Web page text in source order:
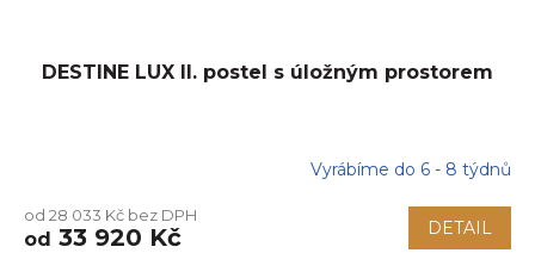
DESTINE LUX II. postel s úložným prostorem
Vyrábíme do 6 - 8 týdnů
od 28 033 Kč bez DPH
od 33 920 Kč DETAIL